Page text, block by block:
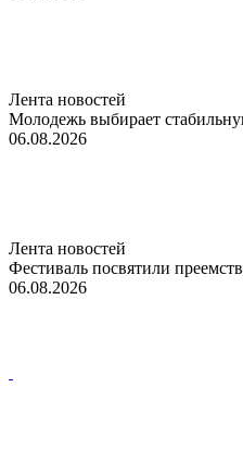
Лента новостей
Молодежь выбирает
06.08.2026
Лента новостей
Фестиваль посвятили
06.08.2026